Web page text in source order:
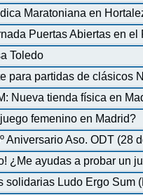
Maratoniana en
Puertas Abiertas en
Toledo
para partidas de clásicos
Nueva tienda física en
femenino en Madrid?
Aniversario Aso. ODT (28
¿Me ayudas a probar un
solidarias Ludo Ergo Sum